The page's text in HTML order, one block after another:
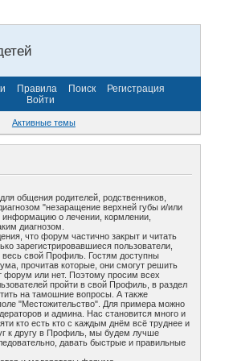
Правила Поиск
Регистрация
Войти
Активные темы
общения родителей, родственников,
"незаращение верхней губы и/или
о лечении, кормлении,
диагнозом.
что форум частично закрыт и читать
зарегистрировавшиеся пользователи,
свой Профиль. Гостям доступны
прочитав которые, они смогут решить
форум или нет. Поэтому просим всех
пройти в свой Профиль, в раздел
на тамошние вопросы. А также
"Местожительство". Для примера можно
и админа. Нас становится много и
кто есть кто с каждым днём всё труднее и
к другу в Профиль, мы будем лучше
давать быстрые и правильные